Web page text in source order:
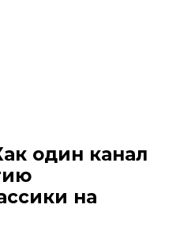
один канал
на